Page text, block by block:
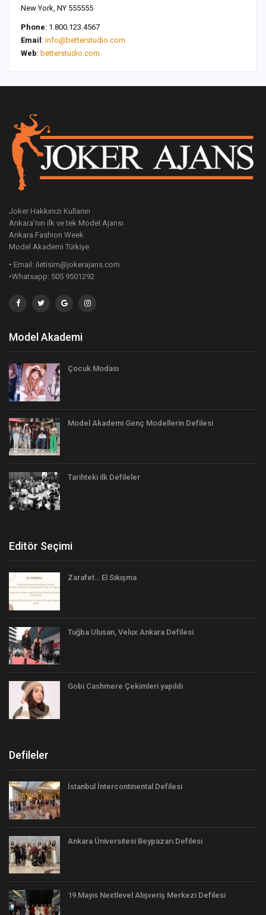
New York, NY 555555
Phone: 1.800.123.4567
Email : info@betterstudio.com
Web: betterstudio.com
Joker Hakkınızı Kullanın
Ankara'nın ilk ve tek Model Ajansı
Ankara Fashion Week
Model Akademi Türkiye
• Email: iletisim@jokerajans.com
•Whatsapp: 505 9501292
Model Akademi
Çocuk Modası
Model Akademi Genç Modellerin Defilesi
Tarihteki ilk Defileler
Editör Seçimi
Zarafet… El Sıkışma
Tuğba Ulusan, Velux Ankara Defilesi
Gobi Cashmere Çekimleri yapıldı
Defileler
İstanbul İntercontinental Defilesi
Ankara Üniversitesi Beypazarı Defilesi
19 Mayıs Nextlevel Alışveriş Merkezi Defilesi